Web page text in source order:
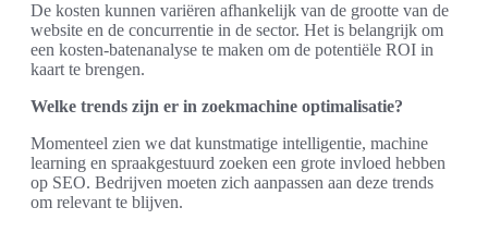
De kosten kunnen variëren afhankelijk van de grootte van de
website en de concurrentie in de sector. Het is belangrijk om
een kosten-batenanalyse te maken om de potentiële ROI in
kaart te brengen.
Welke trends zijn er in zoekmachine optimalisatie?
Momenteel zien we dat kunstmatige intelligentie, machine
learning en spraakgestuurd zoeken een grote invloed hebben
op SEO. Bedrijven moeten zich aanpassen aan deze trends
om relevant te blijven.